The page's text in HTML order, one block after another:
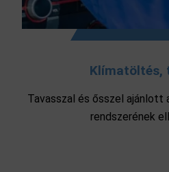
Klímatöltés,
Tavasszal és ősszel ajánlott
rendszerének